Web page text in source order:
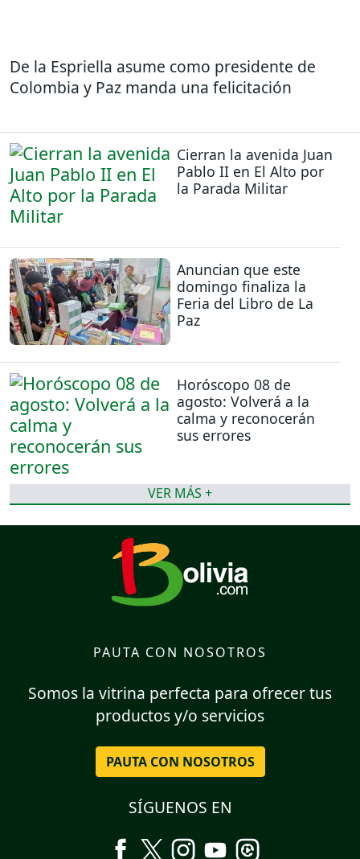
De la Espriella asume como presidente de
Colombia y Paz manda una felicitación
Cierran la avenida Juan
Pablo II en El Alto por
la Parada Militar
Anuncian que este
domingo finaliza la
Feria del Libro de La
Paz
Horóscopo 08 de
agosto: Volverá a la
calma y reconocerán
sus errores
VER MÁS +
PAUTA CON NOSOTROS
Somos la vitrina perfecta para ofrecer tus
productos y/o servicios
PAUTA CON NOSOTROS
SÍGUENOS EN